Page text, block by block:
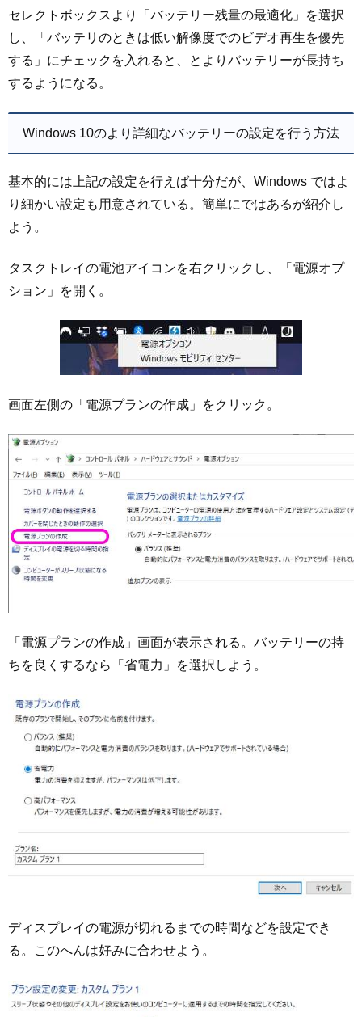
セレクトボックスより「バッテリー残量の最適化」を選択
し、「バッテリのときは低い解像度でのビデオ再生を優先
する」にチェックを入れると、とよりバッテリーが長持ち
するようになる。
Windows 10のより詳細なバッテリーの設定を行う方法
基本的には上記の設定を行えば十分だが、Windows ではよ
り細かい設定も用意されている。簡単にではあるが紹介し
よう。
タスクトレイの電池アイコンを右クリックし、「電源オプ
ション」を開く。
画面左側の「電源プランの作成」をクリック。
「電源プランの作成」画面が表示される。バッテリーの持
ちを良くするなら「省電力」を選択しよう。
ディスプレイの電源が切れるまでの時間などを設定でき
る。このへんは好みに合わせよう。